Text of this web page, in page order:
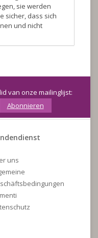
sie werden
sicher, dass sich
und nicht
van onze mailinglijst:
Abonnieren
uns